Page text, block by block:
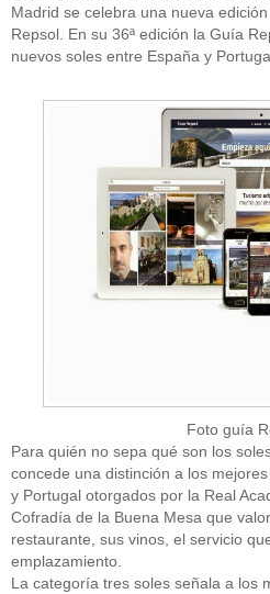
Madrid se celebra una nueva
Repsol. En su 36ª edición la Guía
nuevos soles entre España y
Foto guía
Para quién no sepa qué son los
concede una distinción a los
y Portugal otorgados por la Real
Cofradía de la Buena Mesa que
restaurante, sus vinos, el servicio
emplazamiento.
La categoría tres soles señala a los